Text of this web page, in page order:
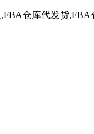
,FBA仓库代发货,FBA